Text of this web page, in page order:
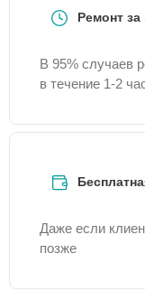
Ремонт за
В 95% случаев
в течение 1-2
Даже если
позже